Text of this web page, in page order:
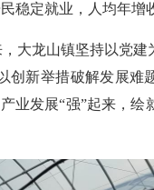
稳定就业，人均年增
大龙山镇坚持以党
新举措破解发展难
业发展“强”起来，